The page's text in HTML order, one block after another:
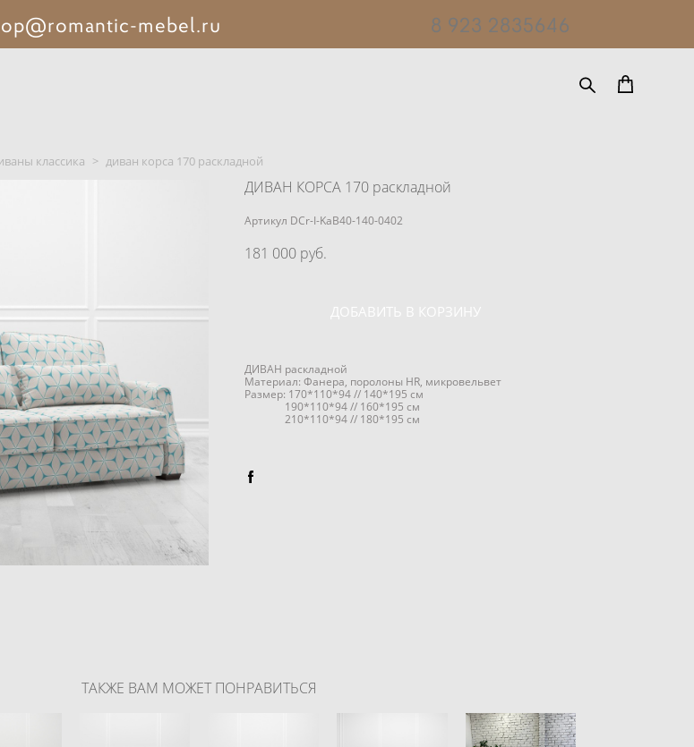
mebel.ru 8 923 2835646
классика > диван корса 170 раскладной
ДИВАН КОРСА 170 раскладной
Артикул DCr-I-KaB40-140-0402
181 000 pуб.
ДОБАВИТЬ В КОРЗИНУ
ДИВАН раскладной
Материал: Фанера, поролоны HR, микровельвет
Размер: 170*110*94 // 140*195 см
190*110*94 // 160*195 см
210*110*94 // 180*195 см
ТАКЖЕ ВАМ МОЖЕТ ПОНРАВИТЬСЯ